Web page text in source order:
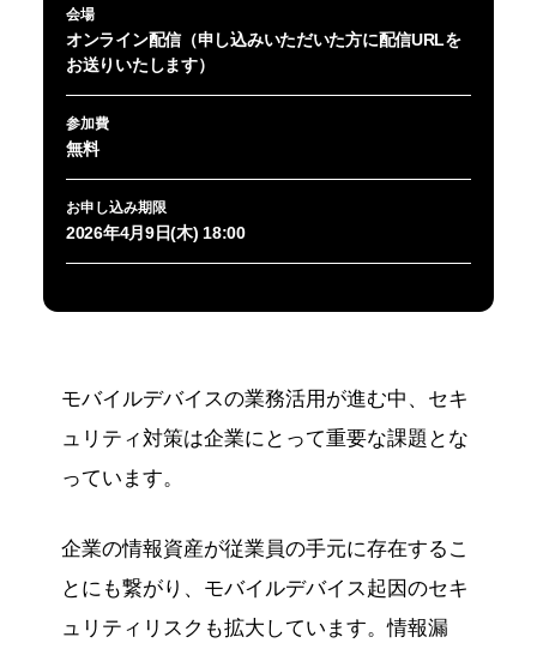
会場
オンライン配信（申し込みいただいた方に配信URLを
お送りいたします）
参加費
無料
お申し込み期限
2026年4月9日(木) 18:00
モバイルデバイスの業務活用が進む中、セキ
ュリティ対策は企業にとって重要な課題とな
っています。
企業の情報資産が従業員の手元に存在するこ
とにも繋がり、モバイルデバイス起因のセキ
ュリティリスクも拡大しています。情報漏